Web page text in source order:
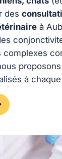
des
à
à